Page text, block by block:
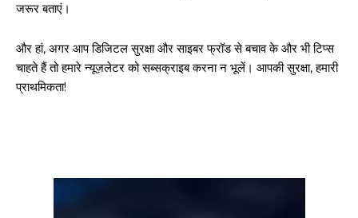
जरूर बताएं।
और हां, अगर आप डिजिटल सुरक्षा और साइबर फ्रॉड से बचाव के और भी टिप्स
चाहते हैं तो हमारे न्यूज़लेटर को सब्सक्राइब करना न भूलें। आपकी सुरक्षा, हमारी
प्राथमिकता!